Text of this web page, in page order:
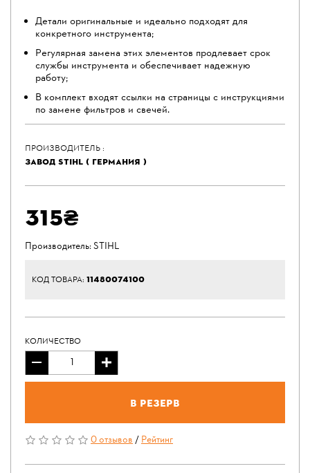
Детали оригинальные и идеально подходят для
конкретного инструмента;
Регулярная замена этих элементов продлевает срок
службы инструмента и обеспечивает надежную
работу;
В комплект входят ссылки на страницы с инструкциями
по замене фильтров и свечей.
ПРОИЗВОДИТЕЛЬ :
ЗАВОД STIHL ( ГЕРМАНИЯ )
315₴
Производитель:STIHL
КОД ТОВАРА: 11480074100
КОЛИЧЕСТВО
В резерв
0 отзывов/Рейтинг